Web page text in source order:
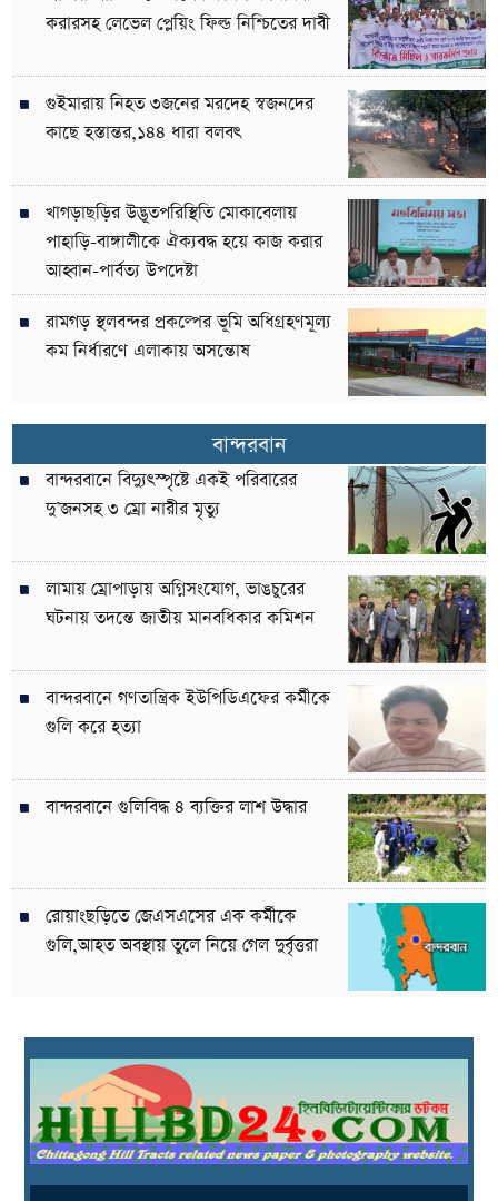
করারসহ লেভেল প্লেয়িং ফিল্ড নিশ্চিতের দাবী
গুইমারায় নিহত ৩জনের মরদেহ স্বজনদের
কাছে হস্তান্তর,১৪৪ ধারা বলবৎ
খাগড়াছড়ির উদ্ভূতপরিস্থিতি মোকাবেলায়
পাহাড়ি-বাঙ্গালীকে ঐক্যবদ্ধ হয়ে কাজ করার
আহ্বান-পার্বত্য উপদেষ্টা
রামগড় স্থলবন্দর প্রকল্পের ভূমি অধিগ্রহণমূল্য
কম নির্ধারণে এলাকায় অসন্তোষ
বান্দরবান
বান্দরবানে বিদ্যুৎস্পৃষ্টে একই পরিবারের
দু’জনসহ ৩ ম্রো নারীর মৃত্যু
লামায় ম্রোপাড়ায় অগ্নিসংযোগ, ভাঙচুরের
ঘটনায় তদন্তে জাতীয় মানবধিকার কমিশন
বান্দরবানে গণতান্ত্রিক ইউপিডিএফের কর্মীকে
গুলি করে হত্যা
বান্দরবানে গুলিবিদ্ধ ৪ ব্যক্তির লাশ উদ্ধার
রোয়াংছড়িতে জেএসএসের এক কর্মীকে
গুলি,আহত অবস্থায় তুলে নিয়ে গেল দুর্বৃত্তরা